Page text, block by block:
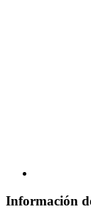
Información